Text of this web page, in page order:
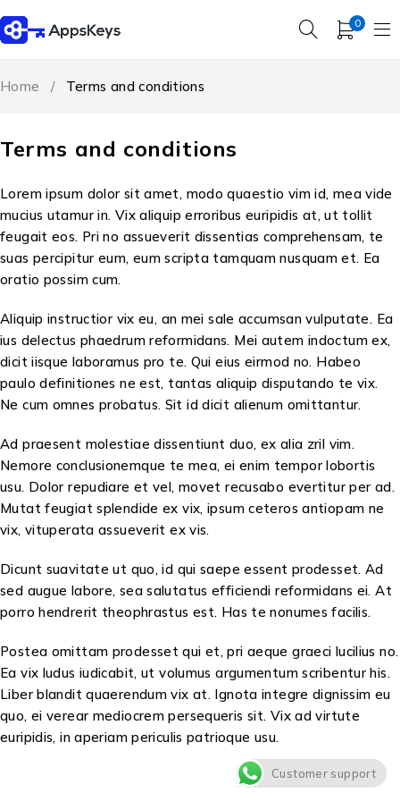
0
Terms and conditions
Home / Terms and conditions
Lorem ipsum dolor sit amet, modo quaestio vim id, mea vide
mucius utamur in. Vix aliquip erroribus euripidis at, ut tollit
feugait eos. Pri no assueverit dissentias comprehensam, te
suas percipitur eum, eum scripta tamquam nusquam et. Ea
oratio possim cum.
Aliquip instructior vix eu, an mei sale accumsan vulputate. Ea
ius delectus phaedrum reformidans. Mei autem indoctum ex,
dicit iisque laboramus pro te. Qui eius eirmod no. Habeo
paulo definitiones ne est, tantas aliquip disputando te vix.
Ne cum omnes probatus. Sit id dicit alienum omittantur.
Ad praesent molestiae dissentiunt duo, ex alia zril vim.
Nemore conclusionemque te mea, ei enim tempor lobortis
usu. Dolor repudiare et vel, movet recusabo evertitur per ad.
Mutat feugiat splendide ex vix, ipsum ceteros antiopam ne
vix, vituperata assueverit ex vis.
Dicunt suavitate ut quo, id qui saepe essent prodesset. Ad
sed augue labore, sea salutatus efficiendi reformidans ei. At
porro hendrerit theophrastus est. Has te nonumes facilis.
Postea omittam prodesset qui et, pri aeque graeci lucilius no.
Ea vix ludus iudicabit, ut volumus argumentum scribentur his.
Liber blandit quaerendum vix at. Ignota integre dignissim eu
quo, ei verear mediocrem persequeris sit. Vix ad virtute
euripidis, in aperiam periculis patrioque usu.
Customer support